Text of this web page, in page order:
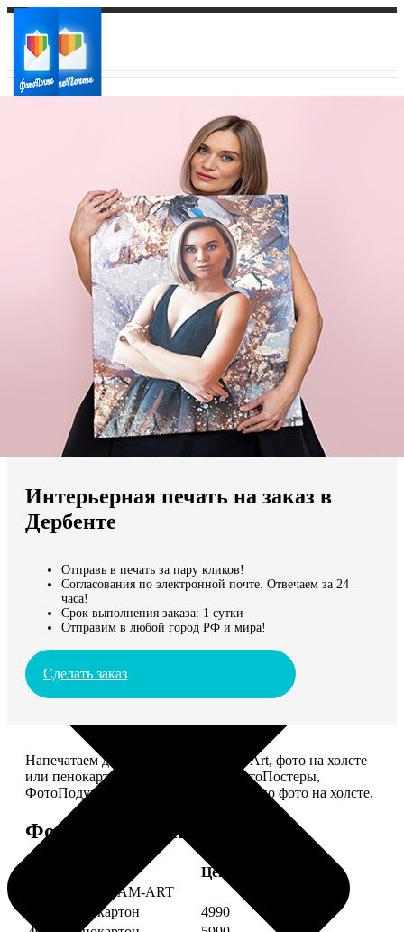
Ваш регион доставки
Выберите из списка:
Мы доставляем по всему миру
Продолжить без города
Интерьерная печать на заказ в
Дербенте
Отправь в печать за пару кликов!
Согласования по электронной почте. Отвечаем за 24
часа!
Срок выполнения заказа: 1 сутки
Отправим в любой город РФ и мира!
Сделать заказ
Напечатаем для вас картины Dream-Art, фото на холсте
или пенокартоне, ФотоМозаику, ФотоПостеры,
ФотоПодушки или напишем портрет по фото на холсте.
Форматы и цены
Цена, руб.
Картины DREAM-ART
30х40 пенокартон
4990